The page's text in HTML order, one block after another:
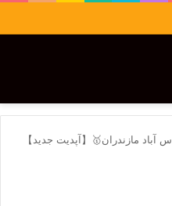
عباس آباد مازندران🥇【آپدیت جدید】